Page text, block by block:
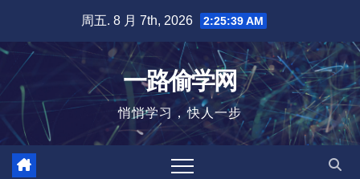
内
容
周五. 8 月 7th, 2026 2:25:40 AM
一路偷学网
悄悄学习，快人一步